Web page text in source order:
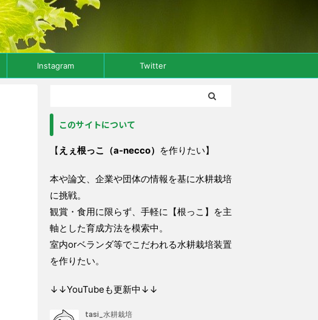
Instagram Twitter
このサイトについて
【 えぇ根っこ（a-necco） を作りたい】
本や論文、企業や団体の情報を基に水耕栽培
に挑戦。
観賞・食用に限らず、手軽に【根っこ】を主
軸とした育成方法を模索中。
室内orベランダ等でこだわれる水耕栽培装置
を作りたい。
↓↓YouTubeも更新中↓↓